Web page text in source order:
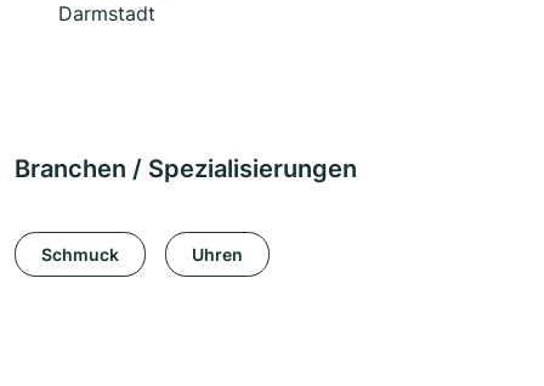
Darmstadt
Branchen / Spezialisierungen
Schmuck Uhren